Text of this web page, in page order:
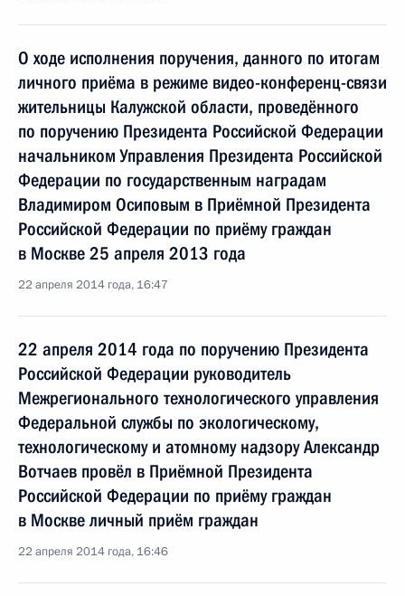
О ходе исполнения поручения, данного по итогам
личного приёма в режиме видео-конференц-связи
жительницы Калужской области, проведённого
по поручению Президента Российской Федерации
начальником Управления Президента Российской
Федерации по государственным наградам
Владимиром Осиповым в Приёмной Президента
Российской Федерации по приёму граждан
в Москве 25 апреля 2013 года
22 апреля 2014 года, 16:47
22 апреля 2014 года по поручению Президента
Российской Федерации руководитель
Межрегионального технологического управления
Федеральной службы по экологическому,
технологическому и атомному надзору Александр
Вотчаев провёл в Приёмной Президента
Российской Федерации по приёму граждан
в Москве личный приём граждан
22 апреля 2014 года, 16:46